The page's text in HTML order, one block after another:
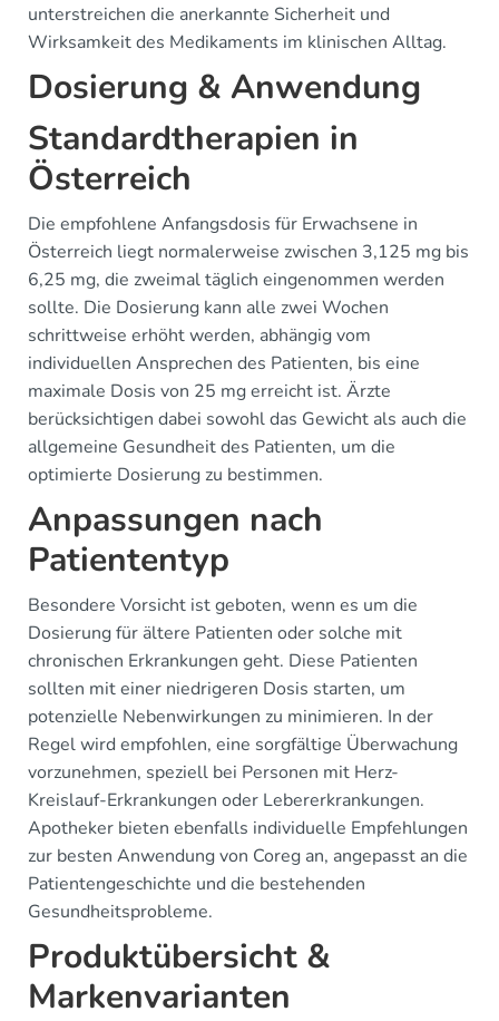
unterstreichen die anerkannte Sicherheit und
Wirksamkeit des Medikaments im klinischen Alltag.
Dosierung & Anwendung
Standardtherapien in
Österreich
Die empfohlene Anfangsdosis für Erwachsene in
Österreich liegt normalerweise zwischen 3,125 mg bis
6,25 mg, die zweimal täglich eingenommen werden
sollte. Die Dosierung kann alle zwei Wochen
schrittweise erhöht werden, abhängig vom
individuellen Ansprechen des Patienten, bis eine
maximale Dosis von 25 mg erreicht ist. Ärzte
berücksichtigen dabei sowohl das Gewicht als auch die
allgemeine Gesundheit des Patienten, um die
optimierte Dosierung zu bestimmen.
Anpassungen nach
Patiententyp
Besondere Vorsicht ist geboten, wenn es um die
Dosierung für ältere Patienten oder solche mit
chronischen Erkrankungen geht. Diese Patienten
sollten mit einer niedrigeren Dosis starten, um
potenzielle Nebenwirkungen zu minimieren. In der
Regel wird empfohlen, eine sorgfältige Überwachung
vorzunehmen, speziell bei Personen mit Herz-
Kreislauf-Erkrankungen oder Lebererkrankungen.
Apotheker bieten ebenfalls individuelle Empfehlungen
zur besten Anwendung von Coreg an, angepasst an die
Patientengeschichte und die bestehenden
Gesundheitsprobleme.
Produktübersicht &
Markenvarianten